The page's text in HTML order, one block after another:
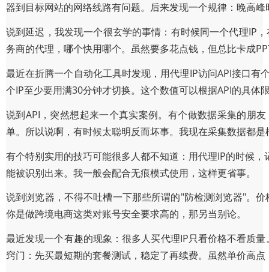
器到目标网站的网络线路有问题。后来发现一个规律：晚高
说到延迟，我发现一个很玄学的事情：有时候同一个代理IP
务商的代理，哪个快用哪个。虽然要多花点钱，但总比卡成
最近在折腾一个自动化工具时发现，用代理IP访问API接口
个IP至少要用满30分钟才切换。这个数值可以根据API的具体
说到API，突然想起来一个真实案例。有个做数据采集的朋
单。所以说啊，有时候太聪明反而坏事。我现在采集数据都
有个特别实用的技巧可能很多人都不知道：用代理IP的时候
能被识别出来。我一般会配合无痕模式使用，这样更省事。
说到浏览器，不得不吐槽一下那些所谓的"防检测浏览器"。
你是做跨境电商这类对账号安全要求高的，那另当别论。
最近发现一个有趣的现象：很多人买代理IP只看价格不看质
窍门：先买最短期的套餐测试，稳定了再续费。虽然单价高